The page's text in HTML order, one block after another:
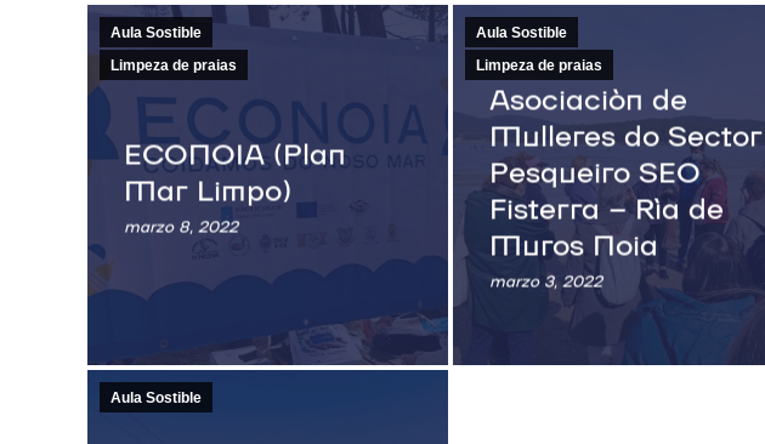
Aula Sostible
Limpeza de praias
ECONOIA (Plan
Mar Limpo)
marzo 8, 2022
Aula Sostible
Limpeza de praias
Asociación de
Mulleres do Sector
Pesqueiro SEO
Fisterra – Ría de
Muros Noia
marzo 3, 2022
Aula Sostible